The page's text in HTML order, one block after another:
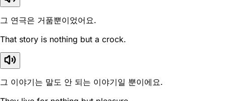
그 연극은 거품뿐이었어요.
That story is nothing but a crock.
그 이야기는 말도 안 되는 이야기일 뿐이에요.